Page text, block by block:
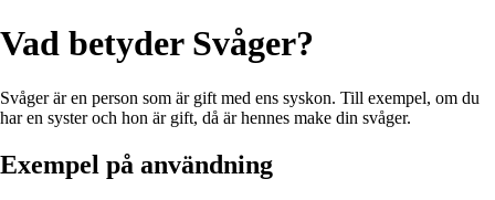
Vad betyder Svåger?
Svåger är en person som är gift med ens syskon. Till exempel, om du
har en syster och hon är gift, då är hennes make din svåger.
Exempel på användning